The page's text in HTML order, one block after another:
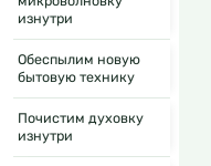
изнутри
Обеспылим новую
бытовую технику
Почистим духовку
изнутри